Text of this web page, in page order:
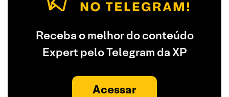
Receba o melhor do conteúdo
Expert pelo Telegram da XP
Acessar